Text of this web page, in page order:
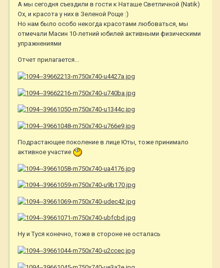
А мы сегодня съездили в гости к Наташе Светличной (Natik)
Ох, и красота у них в Зеленой Роще :)
Но нам было особо некогда красотами любоваться, мы
отмечали Масин 10-летний юбилей активными физическими
упражнениями
Отчет прилагается...
Подрастающее поколение в лице Юты, тоже принимало
активное участие
Ну и Туся конечно, тоже в стороне не осталась